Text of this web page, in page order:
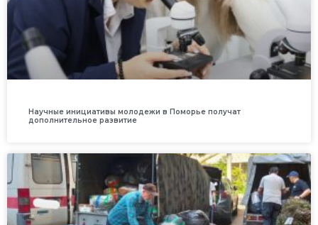
Научные инициативы молодежи в Поморье получат
дополнительное развитие